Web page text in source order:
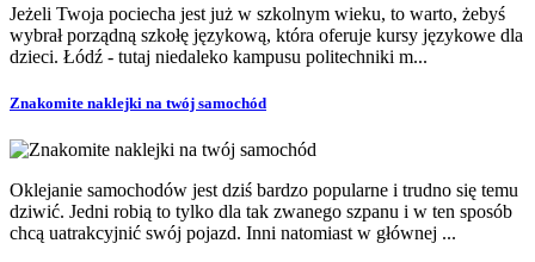
Jeżeli Twoja pociecha jest już w szkolnym wieku, to warto, żebyś
wybrał porządną szkołę językową, która oferuje kursy językowe dla
dzieci. Łódź - tutaj niedaleko kampusu politechniki m...
Znakomite naklejki na twój samochód
Oklejanie samochodów jest dziś bardzo popularne i trudno się temu
dziwić. Jedni robią to tylko dla tak zwanego szpanu i w ten sposób
chcą uatrakcyjnić swój pojazd. Inni natomiast w głównej ...